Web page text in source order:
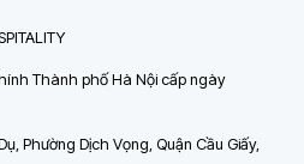
Thành phố Hà Nội cấp ngày
Phường Dịch Vọng, Quận Cầu Giấy,